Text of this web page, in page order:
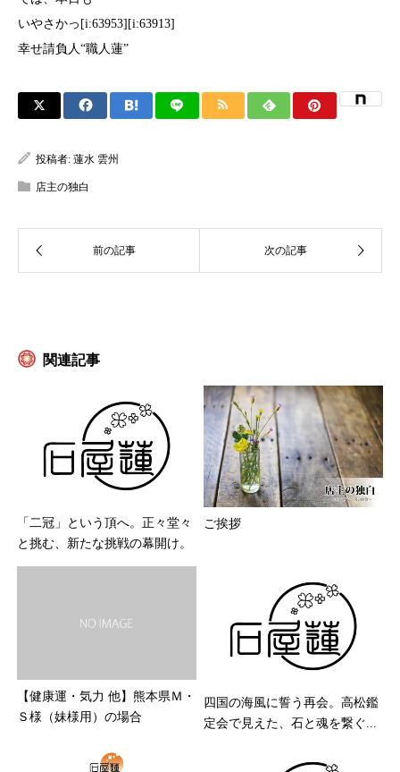
いやさかっ[i:63953][i:63913]
幸せ請負人“職人蓮”
投稿者: 蓮水 雲州
店主の独白
関連記事
「二冠」という頂へ。正々堂々
と挑む、新たな挑戦の幕開け。
ご挨拶
【健康運・気力 他】熊本県Ｍ・
Ｓ様（妹様用）の場合
四国の海風に誓う再会。高松鑑
定会で見えた、石と魂を繋ぐ...